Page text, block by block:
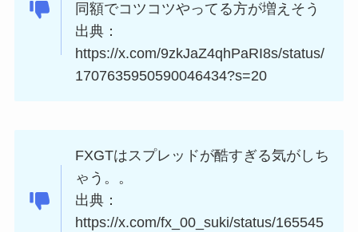
同額でコツコツやってる方が増えそう
出典：
https://x.com/9zkJaZ4qhPaRI8s/status/
1707635950590046434?s=20
FXGTはスプレッドが酷すぎる気がしち
ゃう。。
出典：
https://x.com/fx_00_suki/status/165545